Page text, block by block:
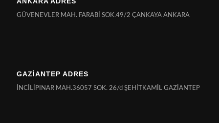
GÜVENEVLER MAH. FARABİ SOK.49/2 ÇANKAYA ANKARA
GAZİANTEP ADRES
İNCİLİPINAR MAH.36057 SOK. 26/d ŞEHİTKAMİL GAZİANTEP